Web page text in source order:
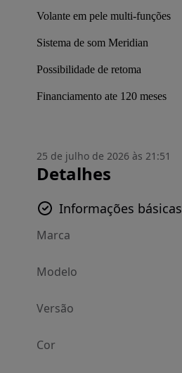
Volante em pele multi-funções
Sistema de som Meridian
Possibilidade de retoma
Financiamento ate 120 meses
25 de julho de 2026 às 21:51
Detalhes
Informações básicas
Marca
Modelo
Versão
Cor